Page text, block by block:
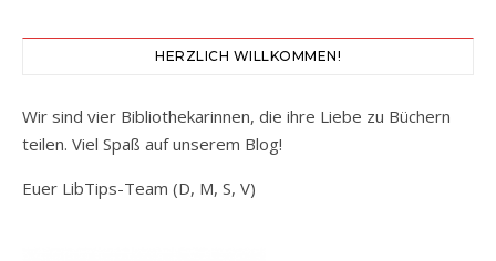
HERZLICH WILLKOMMEN!
Wir sind vier Bibliothekarinnen, die ihre Liebe zu Büchern
teilen. Viel Spaß auf unserem Blog!
Euer LibTips-Team (D, M, S, V)